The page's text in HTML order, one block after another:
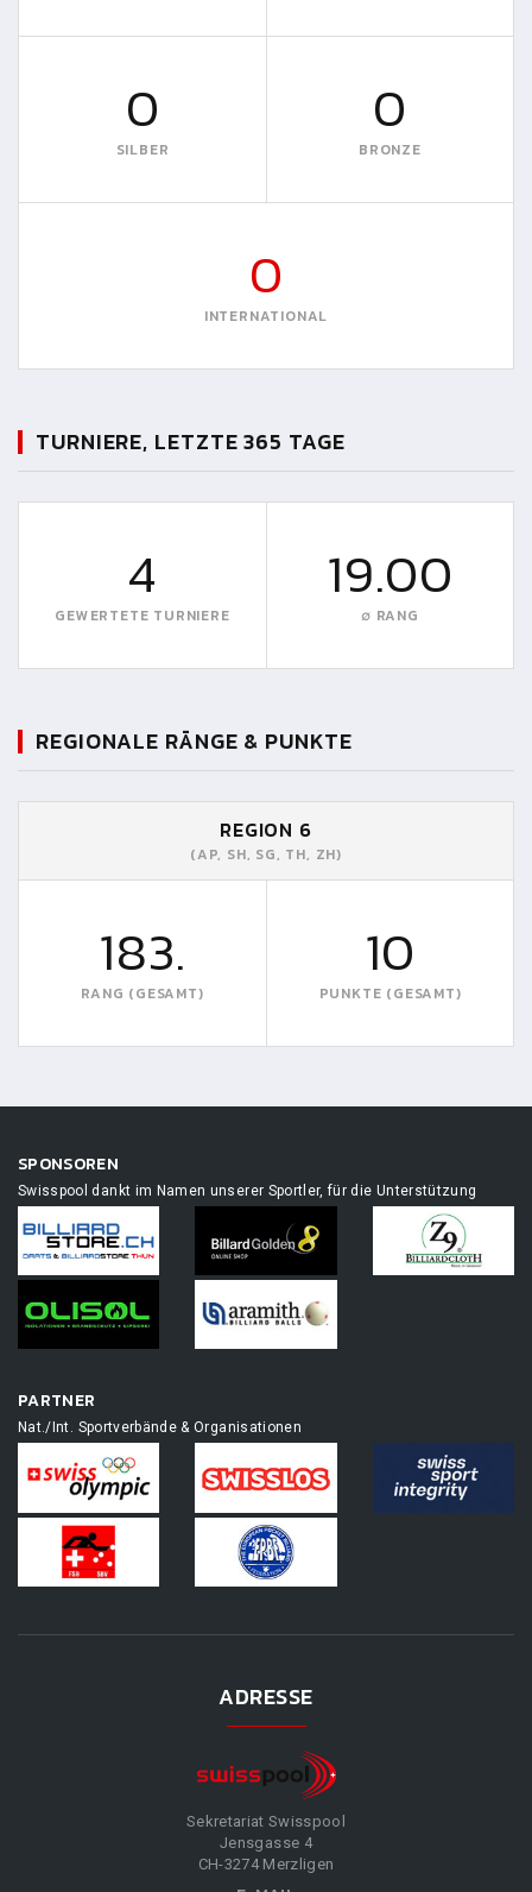
0
SILBER
0
BRONZE
0
INTERNATIONAL
TURNIERE, LETZTE 365 TAGE
4
GEWERTETE TURNIERE
19.00
∅ RANG
REGIONALE RÄNGE & PUNKTE
REGION 6
(AP, SH, SG, TH, ZH)
183.
RANG (GESAMT)
10
PUNKTE (GESAMT)
SPONSOREN
Swisspool dankt im Namen unserer Sportler, für die Unterstützung
PARTNER
Nat./Int. Sportverbände & Organisationen
ADRESSE
Sekretariat Swisspool
Jensgasse 4
CH-3274 Merzligen